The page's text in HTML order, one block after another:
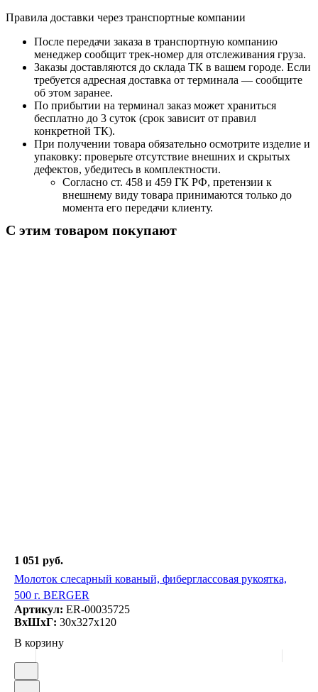
Правила доставки через транспортные компании
После передачи заказа в транспортную компанию
менеджер сообщит трек-номер для отслеживания груза.
Заказы доставляются до склада ТК в вашем городе. Если
требуется адресная доставка от терминала — сообщите
об этом заранее.
По прибытии на терминал заказ может храниться
бесплатно до 3 суток (срок зависит от правил
конкретной ТК).
При получении товара обязательно осмотрите изделие и
упаковку: проверьте отсутствие внешних и скрытых
дефектов, убедитесь в комплектности.
Согласно ст. 458 и 459 ГК РФ, претензии к
внешнему виду товара принимаются только до
момента его передачи клиенту.
С этим товаром покупают
1 051 руб.
Молоток слесарный кованый, фиберглассовая рукоятка,
500 г. BERGER
Артикул: ER-00035725
ВxШxГ: 30x327x120
В корзину